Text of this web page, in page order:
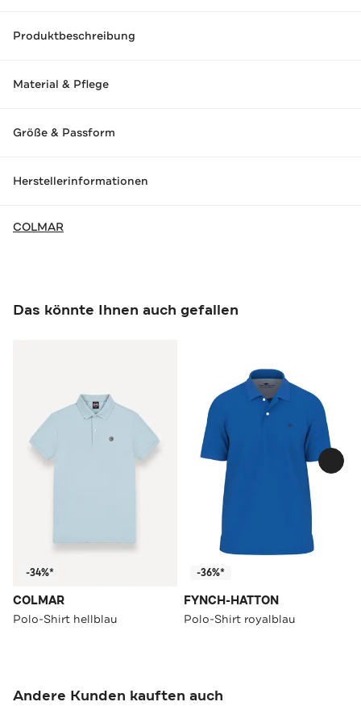
Produktbeschreibung
Material & Pflege
Größe & Passform
Herstellerinformationen
COLMAR
Das könnte Ihnen auch gefallen
-34%*
COLMAR
Polo-Shirt hellblau
-36%*
FYNCH-HATTON
Polo-Shirt royalblau
Andere Kunden kauften auch